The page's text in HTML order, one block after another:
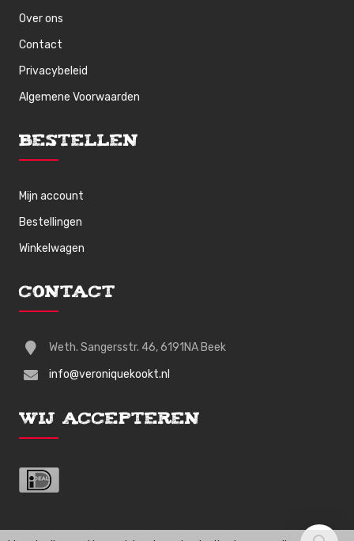
Over ons
Contact
Privacybeleid
Algemene Voorwaarden
Bestellen
Mijn account
Bestellingen
Winkelwagen
Contact
Weth. Sangersstr. 46, 6191NA Beek
info@veroniquekookt.nl
Wij Accepteren